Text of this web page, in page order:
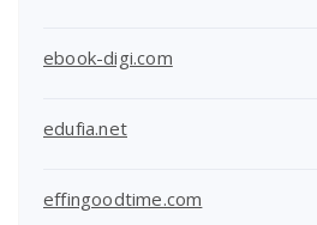
ebook-digi.com
edufia.net
effingoodtime.com